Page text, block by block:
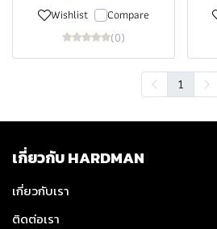
Wishlist Compare
(0)
1
เกี่ยวกับ HARDMAN
เกี่ยวกับเรา
ติดต่อเรา